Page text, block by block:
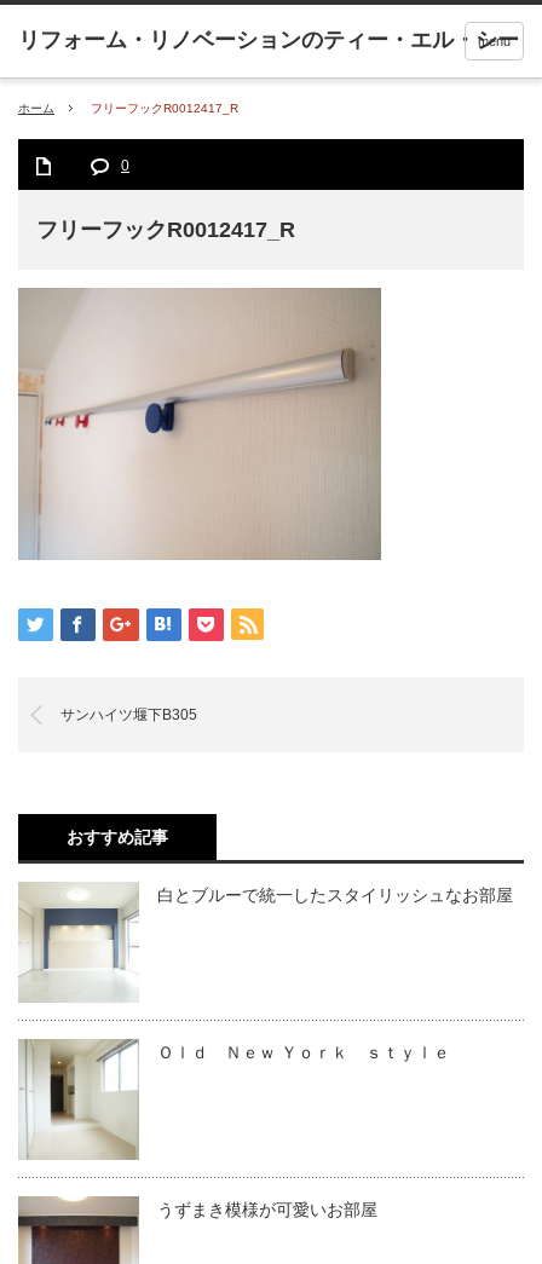
menu
ホーム フリーフックR0012417_R
0
フリーフックR0012417_R
サンハイツ堰下B305
おすすめ記事
白とブルーで統一したスタイリッシュなお部屋
Ｏｌｄ Ｎｅｗ Ｙｏｒｋ ｓｔｙｌｅ
うずまき模様が可愛いお部屋